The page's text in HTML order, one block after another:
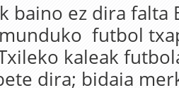
baino ez dira falta
futbol
kaleak
dira; bidaia